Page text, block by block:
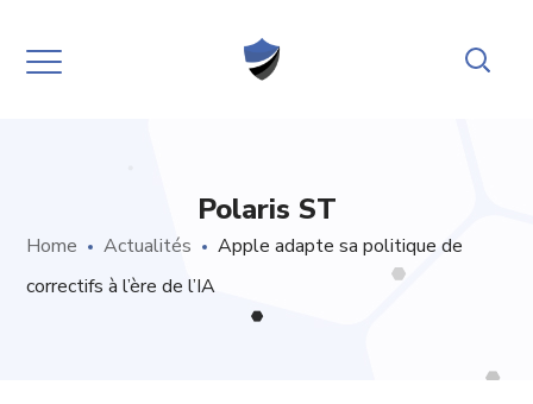
Polaris ST
Home Actualités
Apple adapte sa politique de
correctifs à l’ère de l’IA